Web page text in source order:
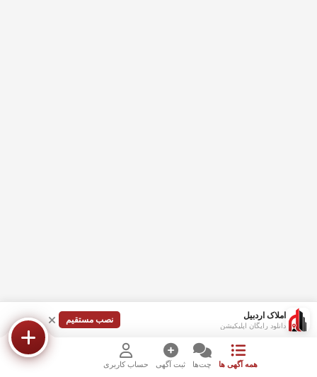
املاک اردبیل
دانلود رایگان اپلیکیشن
نصب مستقیم
همه آگهی ها چت‌ها ثبت آگهی حساب کاربری